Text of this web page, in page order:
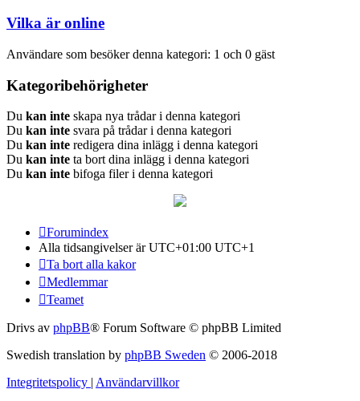
Vilka är online
Användare som besöker denna kategori: 1 och 0 gäst
Kategoribehörigheter
Du kan inte skapa nya trådar i denna kategori
Du kan inte svara på trådar i denna kategori
Du kan inte redigera dina inlägg i denna kategori
Du kan inte ta bort dina inlägg i denna kategori
Du kan inte bifoga filer i denna kategori
Forumindex
Alla tidsangivelser är UTC+01:00 UTC+1
Ta bort alla kakor
Medlemmar
Teamet
Drivs av phpBB® Forum Software © phpBB Limited
Swedish translation by phpBB Sweden © 2006-2018
Integritetspolicy Användarvillkor